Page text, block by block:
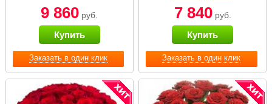
Заказать в один клик
9 860 руб.
Купить
Заказать в один клик
7 840руб.
Купить